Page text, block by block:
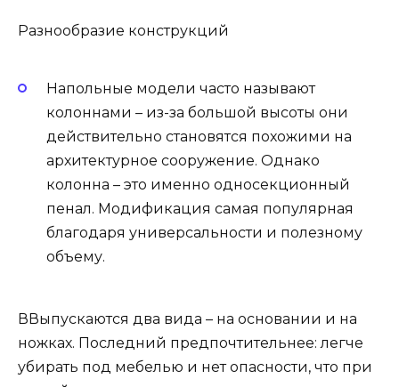
Разнообразие конструкций
Напольные модели часто называют
колоннами – из-за большой высоты они
действительно становятся похожими на
архитектурное сооружение. Однако
колонна – это именно односекционный
пенал. Модификация самая популярная
благодаря универсальности и полезному
объему.
ВВыпускаются два вида – на основании и на
ножках. Последний предпочтительнее: легче
убирать под мебелью и нет опасности, что при